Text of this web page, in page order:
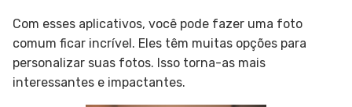
Com esses aplicativos, você pode fazer uma foto
comum ficar incrível. Eles têm muitas opções para
personalizar suas fotos. Isso torna-as mais
interessantes e impactantes.